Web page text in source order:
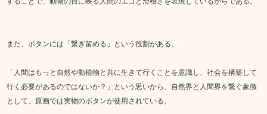
また、ボタンには「繋ぎ留める」という役割がある。
「人間はもっと自然や動植物と共に生きて行くことを意識し、社会を構築して
行く必要があるのではないか？」という思いから、自然界と人間界を繋ぐ象徴
として、原画では実物のボタンが使用されている。